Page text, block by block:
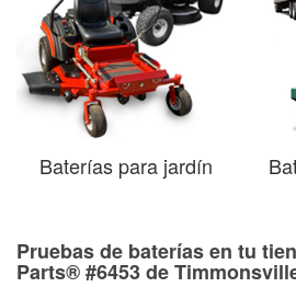
Baterías para jardín
Pruebas de baterías en tu
Parts® #6453 de